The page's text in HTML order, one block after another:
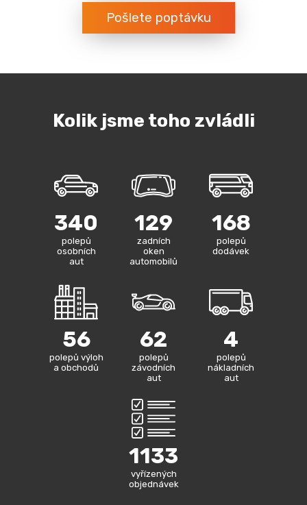
Pošlete poptávku
Kolik jsme toho zvládli
340
polepů
osobních
aut
129
zadních
oken
automobilů
168
polepů
dodávek
56
polepů výloh
a obchodů
62
polepů
závodních
aut
4
polepů
nákladních
aut
1133
vyřízených
objednávek